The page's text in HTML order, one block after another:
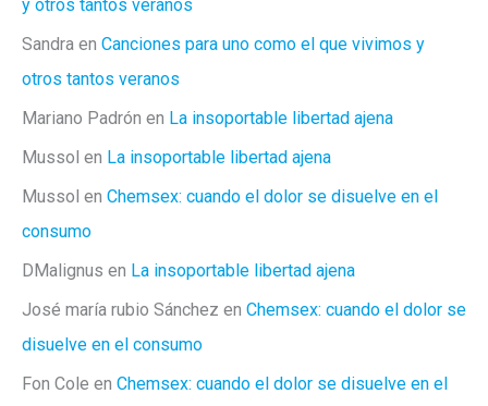
y otros tantos veranos
Sandra en Canciones para uno como el que vivimos y
otros tantos veranos
Mariano Padrón en La insoportable libertad ajena
Mussol en La insoportable libertad ajena
Mussol en Chemsex: cuando el dolor se disuelve en el
consumo
DMalignus en La insoportable libertad ajena
José maría rubio Sánchez en Chemsex: cuando el dolor se
disuelve en el consumo
Fon Cole en Chemsex: cuando el dolor se disuelve en el